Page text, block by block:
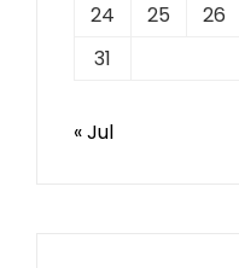
24
25 26
31
« Jul